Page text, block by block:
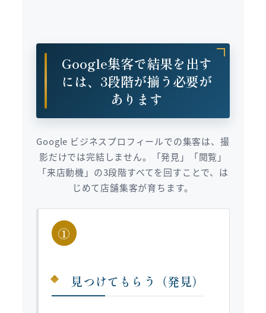
Google集客で結果を出す
には、3段階が揃う必要が
あります
Google ビジネスプロフィールでの集客は、撮
影だけでは完結しません。「発見」「閲覧」
「来店動機」の3段階すべてを回すことで、は
じめて店舗集客が育ちます。
①
見つけてもらう（発見）